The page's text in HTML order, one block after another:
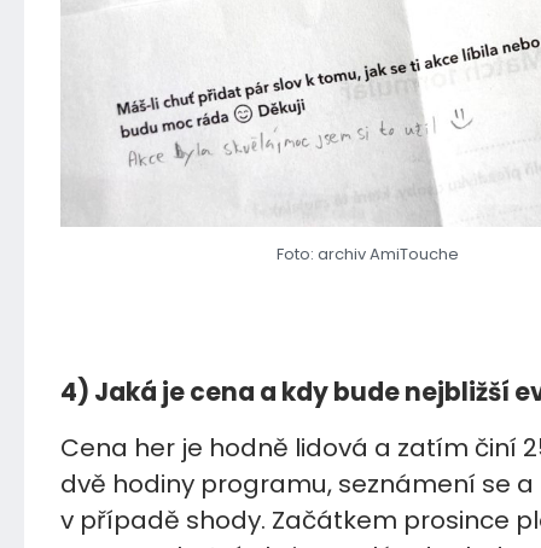
Foto: archiv AmiTouche
4) Jaká je cena a kdy bude nejbližší
Cena her je hodně lidová a zatím činí
dvě hodiny programu, seznámení se
v případě shody. Začátkem prosince